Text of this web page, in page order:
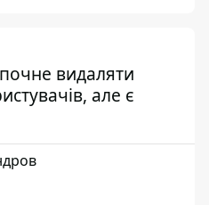
видаляти
але є